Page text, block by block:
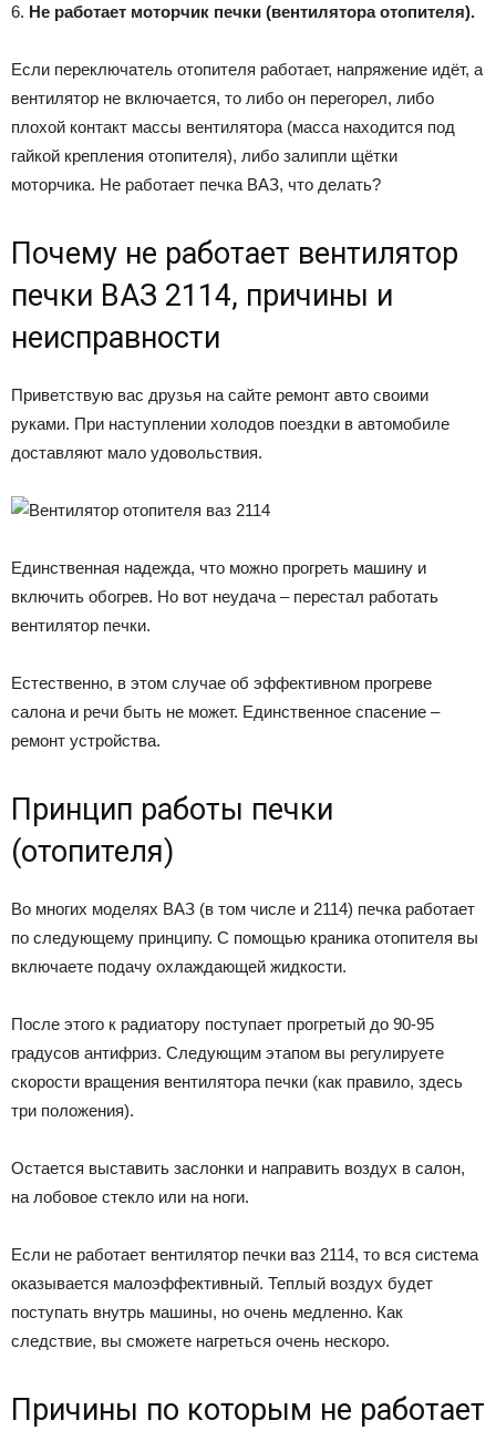
6. Не работает моторчик печки (вентилятора отопителя).
Если переключатель отопителя работает, напряжение идёт, а
вентилятор не включается, то либо он перегорел, либо
плохой контакт массы вентилятора (масса находится под
гайкой крепления отопителя), либо залипли щётки
моторчика. Не работает печка ВАЗ, что делать?
Почему не работает вентилятор
печки ВАЗ 2114, причины и
неисправности
Приветствую вас друзья на сайте ремонт авто своими
руками. При наступлении холодов поездки в автомобиле
доставляют мало удовольствия.
Единственная надежда, что можно прогреть машину и
включить обогрев. Но вот неудача – перестал работать
вентилятор печки.
Естественно, в этом случае об эффективном прогреве
салона и речи быть не может. Единственное спасение –
ремонт устройства.
Принцип работы печки
(отопителя)
Во многих моделях ВАЗ (в том числе и 2114) печка работает
по следующему принципу. С помощью краника отопителя вы
включаете подачу охлаждающей жидкости.
После этого к радиатору поступает прогретый до 90-95
градусов антифриз. Следующим этапом вы регулируете
скорости вращения вентилятора печки (как правило, здесь
три положения).
Остается выставить заслонки и направить воздух в салон,
на лобовое стекло или на ноги.
Если не работает вентилятор печки ваз 2114, то вся система
оказывается малоэффективный. Теплый воздух будет
поступать внутрь машины, но очень медленно. Как
следствие, вы сможете нагреться очень нескоро.
Причины по которым не работает